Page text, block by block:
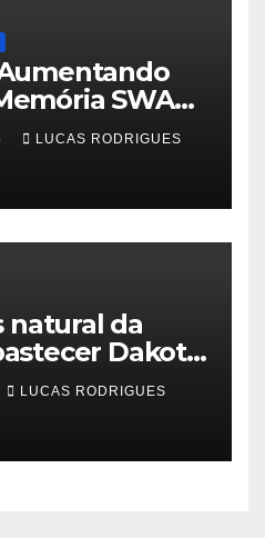
SWAP
LUCAS RODRIGUES
natural da
Dakota
LUCAS RODRIGUES